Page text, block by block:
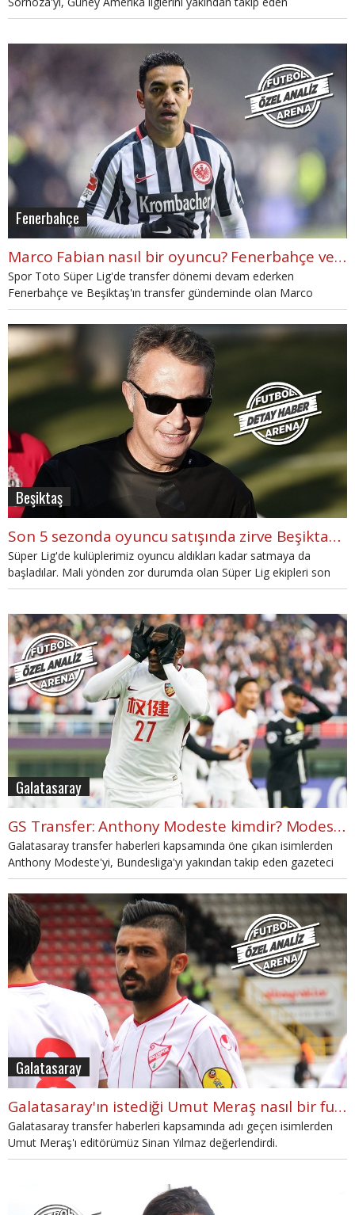
FutbolArena editörü Mertcan Bulca kaleme aldı.
Fenerbahçe
Marco Fabian nasıl bir oyuncu? Fenerbahçe ve Beşiktaş'ın gündemindeki Marco Fabian'ın özellikleri
Spor Toto Süper Lig'de transfer dönemi devam ederken
Fenerbahçe ve Beşiktaş'ın transfer gündeminde olan Marco
Fabian'ı mercek altına aldık. FutbolArena editörlerinden Onur
Akpınar, Eintracht Frankfurt'ta oynayan Meksikalı oyuncuyu
mercek altına aldı. Marco Fabian'ın artıları eksileri ne? Detaylar
haberimizde...
Beşiktaş
Son 5 sezonda oyuncu satışında zirve Beşiktaş'ın
Süper Lig'de kulüplerimiz oyuncu aldıkları kadar satmaya da
başladılar. Mali yönden zor durumda olan Süper Lig ekipleri son
yıllarda oyuncu satışını arttırmaya başladı.
Galatasaray
GS Transfer: Anthony Modeste kimdir? Modeste nasıl bir futbolcu?
Galatasaray transfer haberleri kapsamında öne çıkan isimlerden
Anthony Modeste'yi, Bundesliga'yı yakından takip eden gazeteci
Orhan Uluca'ya sorduk. Uluca, Modeste hakkında çarpıcı
yorumlarda bulundu.
Galatasaray
Galatasaray'ın istediği Umut Meraş nasıl bir futbolcu?
Galatasaray transfer haberleri kapsamında adı geçen isimlerden
Umut Meraş'ı editörümüz Sinan Yılmaz değerlendirdi.